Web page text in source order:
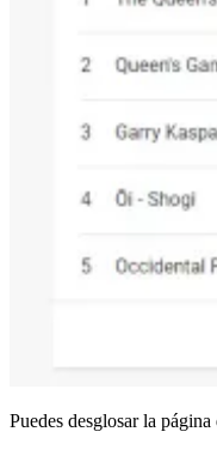
Puedes desglosar la